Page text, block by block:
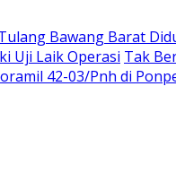
Bawang Barat
Uji Laik Operasi Tak
42-03/Pnh di